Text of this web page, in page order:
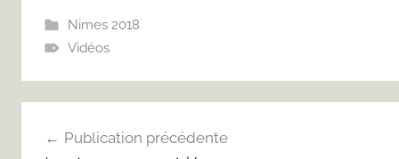
Nimes 2018
Vidéos
de
Publication précédente